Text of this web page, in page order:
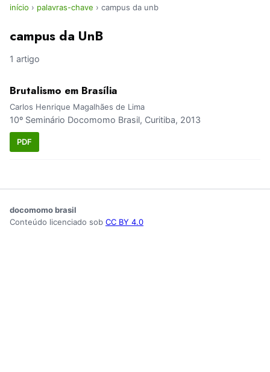
início › palavras-chave › campus da unb
campus da UnB
1 artigo
Brutalismo em Brasília
Carlos Henrique Magalhães de Lima
10º Seminário Docomomo Brasil, Curitiba, 2013
PDF
docomomo brasil
Conteúdo licenciado sob CC BY 4.0